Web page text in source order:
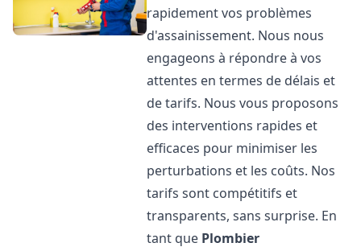
rapidement vos problèmes
d'assainissement. Nous nous
engageons à répondre à vos
attentes en termes de délais et
de tarifs. Nous vous proposons
des interventions rapides et
efficaces pour minimiser les
perturbations et les coûts. Nos
tarifs sont compétitifs et
transparents, sans surprise. En
tant que Plombier